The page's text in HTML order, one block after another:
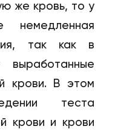
же кровь, то у
немедленная
так как в
крови. В этом
теста
крови и крови